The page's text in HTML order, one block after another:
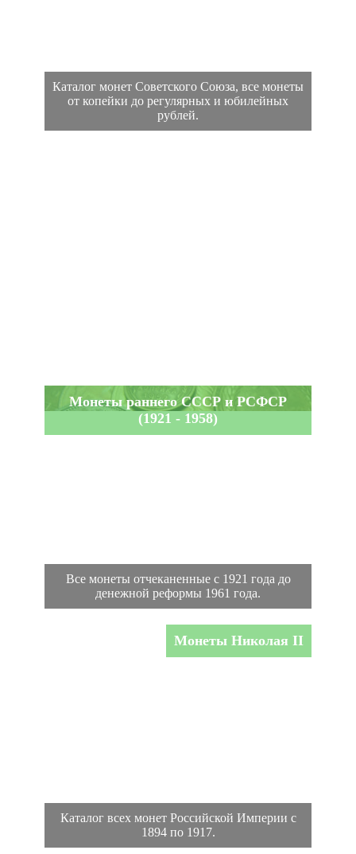
Каталог монет Советского Союза, все монеты
от копейки до регулярных и юбилейных
рублей.
Монеты раннего СССР и РСФСР
(1921 - 1958)
Все монеты отчеканенные с 1921 года до
денежной реформы 1961 года.
Монеты Николая II
Каталог всех монет Российской Империи с
1894 по 1917.